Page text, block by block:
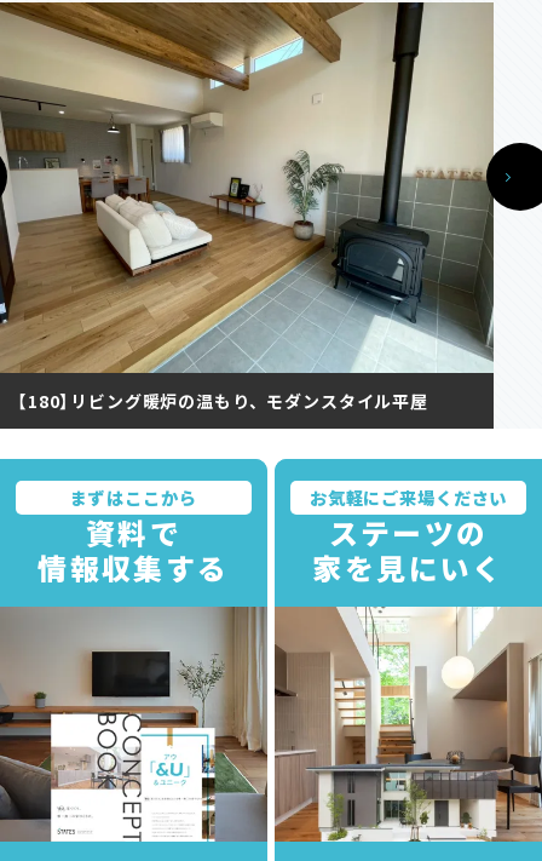
【180】リビング暖炉の温もり、モダンスタイル平屋
まずはここから
資料で
情報収集する
お気軽にご来場ください
ステーツの
家を見にいく